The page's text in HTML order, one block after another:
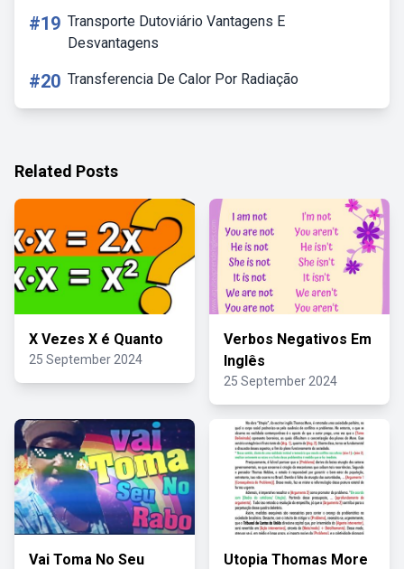
#19 Transporte Dutoviário Vantagens E
Desvantagens
#20 Transferencia De Calor Por Radiação
Related Posts
X Vezes X é Quanto
25 September 2024
Verbos Negativos Em
Inglês
25 September 2024
Vai Toma No Seu Utopia Thomas More